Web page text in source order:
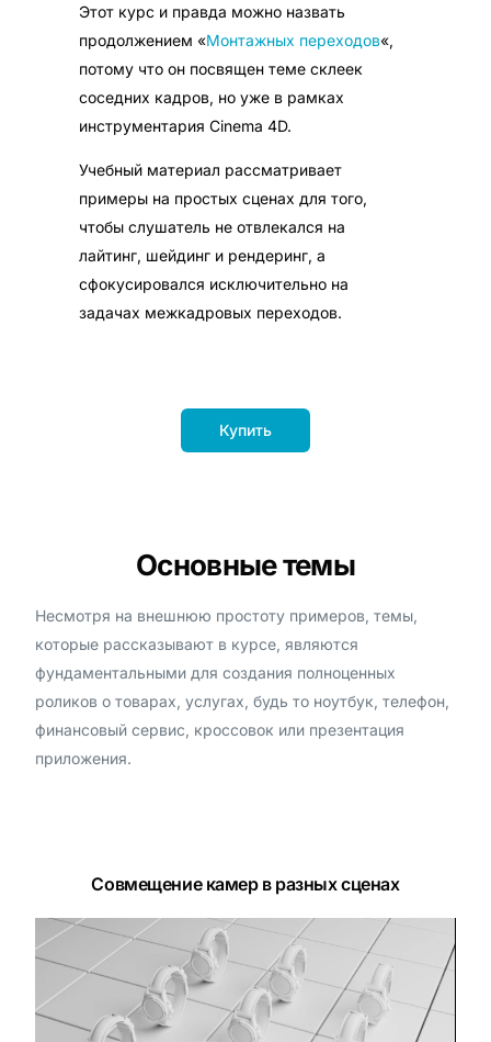
Этот курс и правда можно назвать
продолжением «Монтажных переходов«,
потому что он посвящен теме склеек
соседних кадров, но уже в рамках
инструментария Cinema 4D.
Учебный материал рассматривает
примеры на простых сценах для того,
чтобы слушатель не отвлекался на
лайтинг, шейдинг и рендеринг, а
сфокусировался исключительно на
задачах межкадровых переходов.
Купить
Основные темы
Несмотря на внешнюю простоту примеров, темы,
которые рассказывают в курсе, являются
фундаментальными для создания полноценных
роликов о товарах, услугах, будь то ноутбук, телефон,
финансовый сервис, кроссовок или презентация
приложения.
Совмещение камер в разных сценах